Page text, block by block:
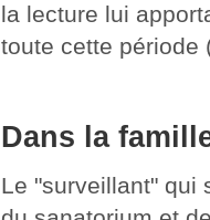
la lecture lui
toute cette période
Dans la
Le "surveillant" qui